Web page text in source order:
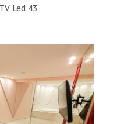
TV Led 43'